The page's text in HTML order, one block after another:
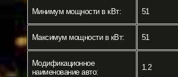
Минимум мощности в кВт: 51
Максимум мощности в кВт: 51
Модификационное
наименование авто:
1.2